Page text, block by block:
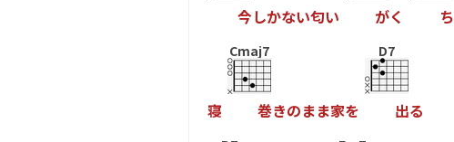
今しかない匂い がく ち
寝
Cmaj7
巻きのまま家を
D7
出る